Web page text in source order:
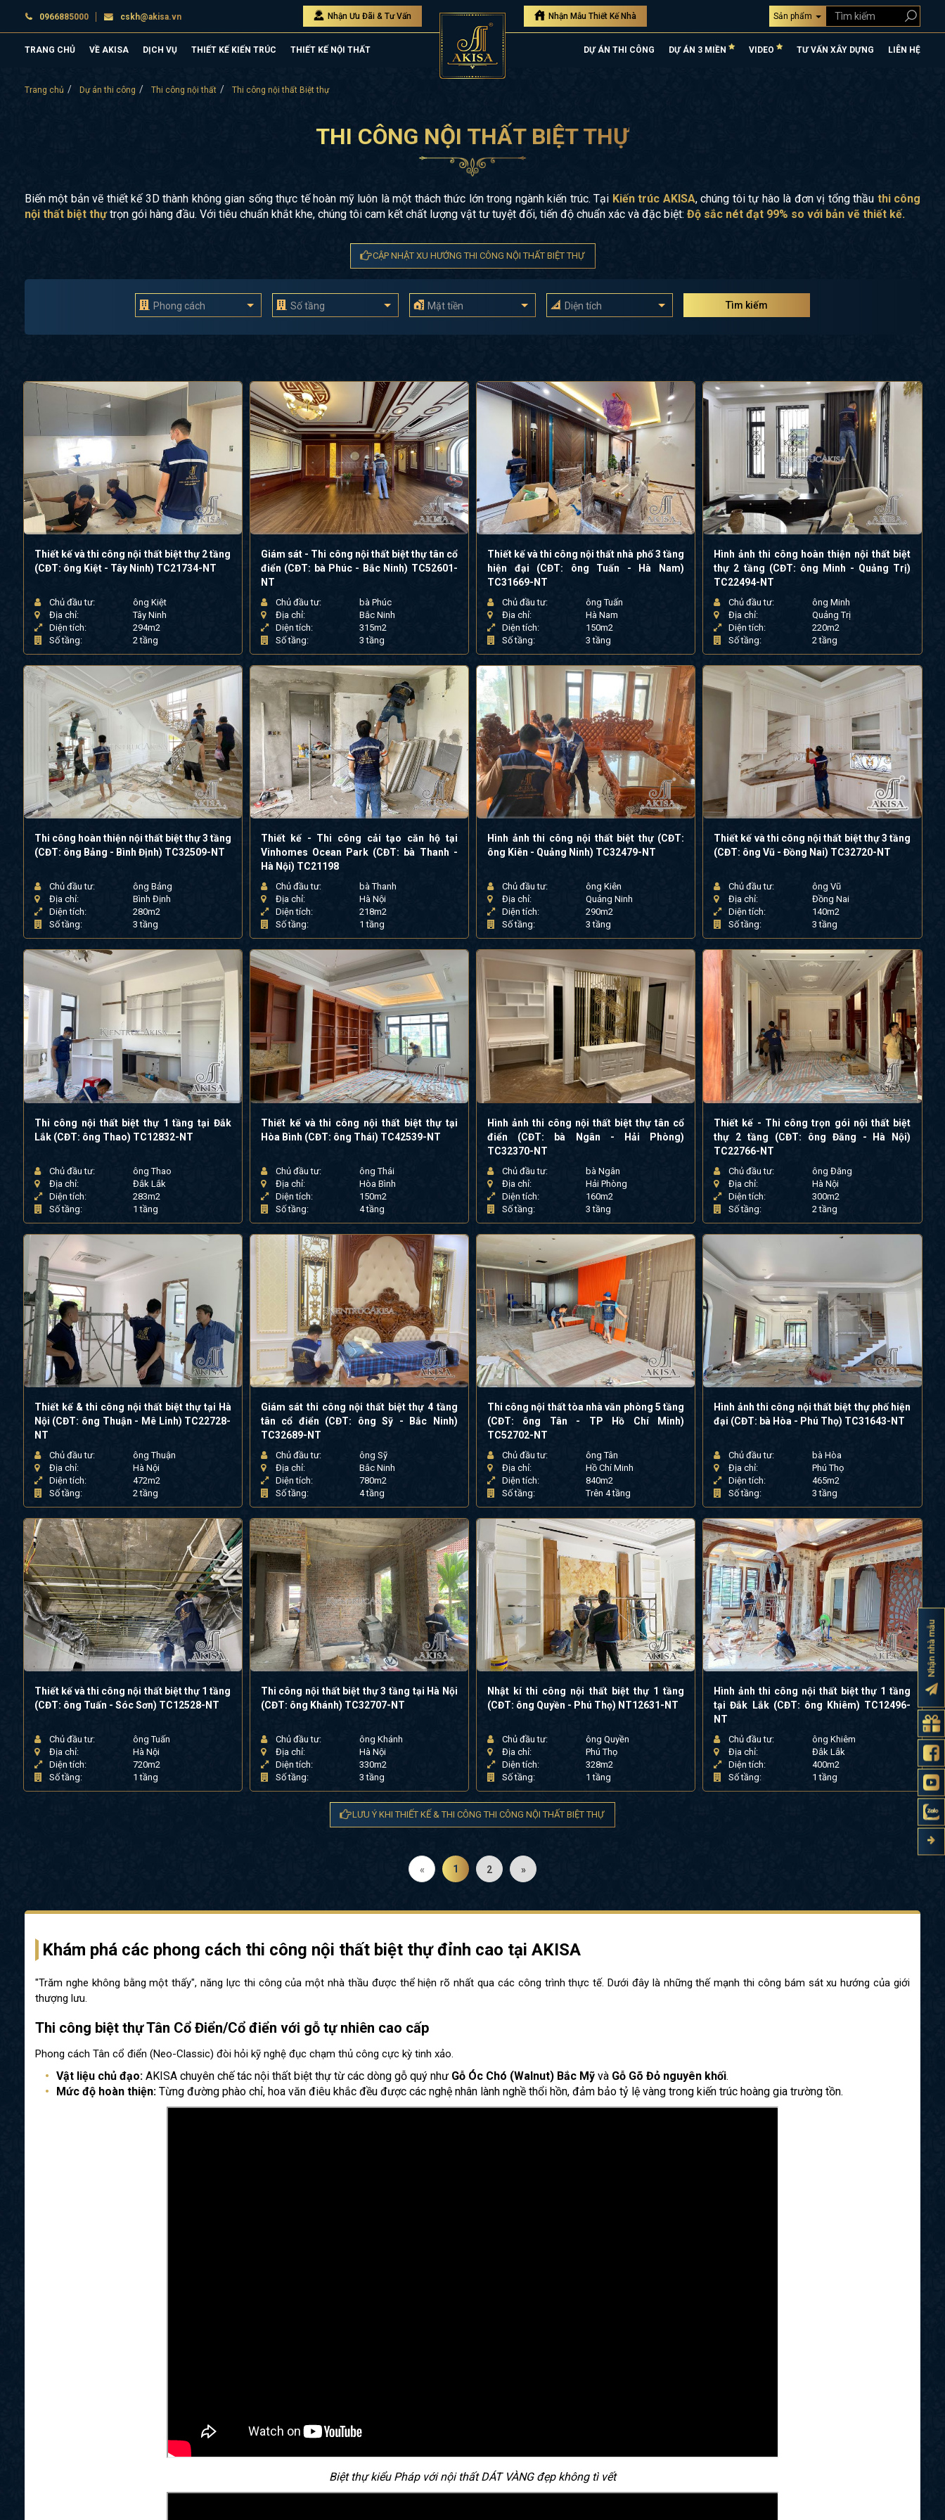
0966885000 cskh@akisa.vn Nhận Ưu Đãi & Tư Vấn Nhận Mẫu Thiết Kế Nhà Sản phẩm
TRANG CHỦ VỀ AKISA DỊCH VỤ THIẾT KẾ KIẾN TRÚC THIẾT KẾ NỘI THẤT DỰ ÁN THI CÔNG DỰ ÁN 3 MIỀN VIDEO TƯ VẤN XÂY DỰNG LIÊN HỆ
Trang chủ Dự án thi công Thi công nội thất Thi công nội thất Biệt thự
THI CÔNG NỘI THẤT BIỆT THỰ
Biến một bản vẽ thiết kế 3D thành không gian sống thực tế hoàn mỹ luôn là một thách thức lớn trong ngành kiến trúc. Tại Kiến trúc AKISA, chúng tôi tự hào là đơn vị tổng thầu thi công
nội thất biệt thựtrọn gói hàng đầu. Với tiêu chuẩn khắt khe, chúng tôi cam kết chất lượng vật tư tuyệt đối, tiến độ chuẩn xác và đặc biệt: Độ sắc nét đạt 99% so với bản vẽ thiết kế.
CẬP NHẬT XU HƯỚNG THI CÔNG NỘI THẤT BIỆT THỰ
Phong cách Số tầng Mặt tiền Diện tích Tìm kiếm
Thiết kế và thi công nội thất biệt thự 2 tầng
(CĐT: ông Kiệt - Tây Ninh) TC21734-NT
Chủ đầu tư:
ông Kiệt
Địa chỉ:
Tây Ninh
Diện tích:
294m2
Số tầng:
2 tầng
Giám sát - Thi công nội thất biệt thự tân cổ
điển (CĐT: bà Phúc - Bắc Ninh) TC52601-
NT
Chủ đầu tư:
bà Phúc
Địa chỉ:
Bắc Ninh
Diện tích:
315m2
Số tầng:
3 tầng
Thiết kế và thi công nội thất nhà phố 3 tầng
hiện đại (CĐT: ông Tuấn - Hà Nam)
TC31669-NT
Chủ đầu tư:
ông Tuấn
Địa chỉ:
Hà Nam
Diện tích:
150m2
Số tầng:
3 tầng
Hình ảnh thi công hoàn thiện nội thất biệt
thự 2 tầng (CĐT: ông Minh - Quảng Trị)
TC22494-NT
Chủ đầu tư:
ông Minh
Địa chỉ:
Quảng Trị
Diện tích:
220m2
Số tầng:
2 tầng
Thi công hoàn thiện nội thất biệt thự 3 tầng
(CĐT: ông Bảng - Bình Định) TC32509-NT
Chủ đầu tư:
ông Bảng
Địa chỉ:
Bình Định
Diện tích:
280m2
Số tầng:
3 tầng
Thiết kế - Thi công cải tạo căn hộ tại
Vinhomes Ocean Park (CĐT: bà Thanh -
Hà Nội) TC21198
Chủ đầu tư:
bà Thanh
Địa chỉ:
Hà Nội
Diện tích:
218m2
Số tầng:
1 tầng
Hình ảnh thi công nội thất biệt thự (CĐT:
ông Kiên - Quảng Ninh) TC32479-NT
Chủ đầu tư:
ông Kiên
Địa chỉ:
Quảng Ninh
Diện tích:
290m2
Số tầng:
3 tầng
Thiết kế và thi công nội thất biệt thự 3 tầng
(CĐT: ông Vũ - Đồng Nai) TC32720-NT
Chủ đầu tư:
ông Vũ
Địa chỉ:
Đồng Nai
Diện tích:
140m2
Số tầng:
3 tầng
Thi công nội thất biệt thự 1 tầng tại Đắk
Lắk (CĐT: ông Thao) TC12832-NT
Chủ đầu tư:
ông Thao
Địa chỉ:
Đắk Lắk
Diện tích:
283m2
Số tầng:
1 tầng
Thiết kế và thi công nội thất biệt thự tại
Hòa Bình (CĐT: ông Thái) TC42539-NT
Chủ đầu tư:
ông Thái
Địa chỉ:
Hòa Bình
Diện tích:
150m2
Số tầng:
4 tầng
Hình ảnh thi công nội thất biệt thự tân cổ
điển (CĐT: bà Ngân - Hải Phòng)
TC32370-NT
Chủ đầu tư:
bà Ngân
Địa chỉ:
Hải Phòng
Diện tích:
160m2
Số tầng:
3 tầng
Thiết kế - Thi công trọn gói nội thất biệt
thự 2 tầng (CĐT: ông Đăng - Hà Nội)
TC22766-NT
Chủ đầu tư:
ông Đăng
Địa chỉ:
Hà Nội
Diện tích:
300m2
Số tầng:
2 tầng
Thiết kế & thi công nội thất biệt thự tại Hà
Nội (CĐT: ông Thuận - Mê Linh) TC22728-
NT
Chủ đầu tư:
ông Thuận
Địa chỉ:
Hà Nội
Diện tích:
472m2
Số tầng:
2 tầng
Giám sát thi công nội thất biệt thự 4 tầng
tân cổ điển (CĐT: ông Sỹ - Bắc Ninh)
TC32689-NT
Chủ đầu tư:
ông Sỹ
Địa chỉ:
Bắc Ninh
Diện tích:
780m2
Số tầng:
4 tầng
Thi công nội thất tòa nhà văn phòng 5 tầng
(CĐT: ông Tân - TP Hồ Chí Minh)
TC52702-NT
Chủ đầu tư:
ông Tân
Địa chỉ:
Hồ Chí Minh
Diện tích:
840m2
Số tầng:
Trên 4 tầng
Hình ảnh thi công nội thất biệt thự phố hiện
đại (CĐT: bà Hòa - Phú Thọ) TC31643-NT
Chủ đầu tư:
bà Hòa
Địa chỉ:
Phú Thọ
Diện tích:
465m2
Số tầng:
3 tầng
Thiết kế và thi công nội thất biệt thự 1 tầng
(CĐT: ông Tuấn - Sóc Sơn) TC12528-NT
Chủ đầu tư:
ông Tuấn
Địa chỉ:
Hà Nội
Diện tích:
720m2
Số tầng:
1 tầng
Thi công nội thất biệt thự 3 tầng tại Hà Nội
(CĐT: ông Khánh) TC32707-NT
Chủ đầu tư:
ông Khánh
Địa chỉ:
Hà Nội
Diện tích:
330m2
Số tầng:
3 tầng
Nhật kí thi công nội thất biệt thự 1 tầng
(CĐT: ông Quyền - Phú Thọ) NT12631-NT
Chủ đầu tư:
ông Quyền
Địa chỉ:
Phú Thọ
Diện tích:
328m2
Số tầng:
1 tầng
Hình ảnh thi công nội thất biệt thự 1 tầng
tại Đắk Lắk (CĐT: ông Khiêm) TC12496-
NT
Chủ đầu tư:
ông Khiêm
Địa chỉ:
Đắk Lắk
Diện tích:
400m2
Số tầng:
1 tầng
LƯU Ý KHI THIẾT KẾ & THI CÔNG THI CÔNG NỘI THẤT BIỆT THỰ
« 1 2 »
Khám phá các phong cách thi công nội thất biệt thự đỉnh cao tại AKISA
"Trăm nghe không bằng một thấy", năng lực thi công của một nhà thầu được thể hiện rõ nhất qua các công trình thực tế. Dưới đây là những thế mạnh thi công bám sát xu hướng của giới
thượng lưu.
Thi công biệt thự Tân Cổ Điển/Cổ điển với gỗ tự nhiên cao cấp
Phong cách Tân cổ điển (Neo-Classic) đòi hỏi kỹ nghệ đục chạm thủ công cực kỳ tinh xảo.
Vật liệu chủ đạo: AKISA chuyên chế tác nội thất biệt thự từ các dòng gỗ quý như Gỗ Óc Chó (Walnut) Bắc Mỹ và Gỗ Gõ Đỏ nguyên khối.
Mức độ hoàn thiện: Từng đường phào chỉ, hoa văn điêu khắc đều được các nghệ nhân lành nghề thổi hồn, đảm bảo tỷ lệ vàng trong kiến trúc hoàng gia trường tồn.
Biệt thự kiểu Pháp với nội thất DÁT VÀNG đẹp không tì vết
Nhận nhà mẫu